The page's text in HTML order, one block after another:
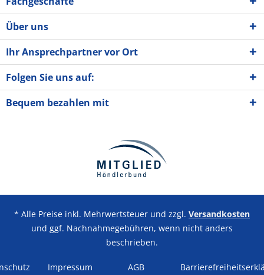
Über uns
Ihr Ansprechpartner vor Ort
Folgen Sie uns auf:
Bequem bezahlen mit
* Alle Preise inkl. Mehrwertsteuer und zzgl. Versandkosten
und ggf. Nachnahmegebühren, wenn nicht anders
beschrieben.
Impressum
AGB